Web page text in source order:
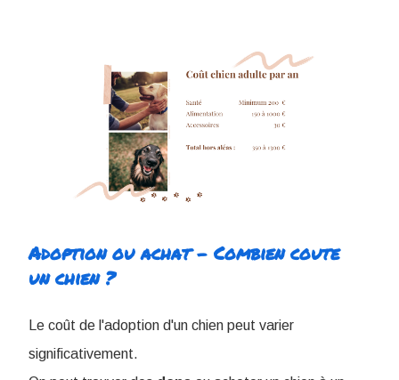
Adoption ou achat - Combien coute
un chien ?
Le coût de l'adoption d'un chien peut varier
significativement.